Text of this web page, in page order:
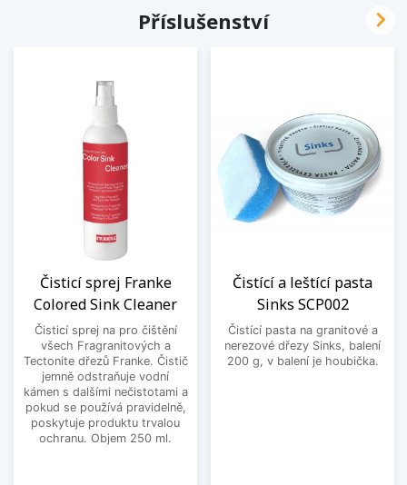
Příslušenství
Čisticí sprej Franke
Colored Sink Cleaner
Čisticí sprej na pro čištění
všech Fragranitových a
Tectonite dřezů Franke. Čistič
jemně odstraňuje vodní
kámen s dalšími nečistotami a
pokud se používá pravidelně,
poskytuje produktu trvalou
ochranu. Objem 250 ml.
Čistící a leštící pasta
Sinks SCP002
Čistící pasta na granitové a
nerezové dřezy Sinks, balení
200 g, v balení je houbička.
